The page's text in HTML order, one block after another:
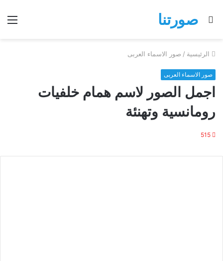
صورتنا
بحث
الرئيسية / صور الاسماء العربى
صور الاسماء العربى
اجمل الصور لاسم همام خلفيات
رومانسية وتهنئة
515